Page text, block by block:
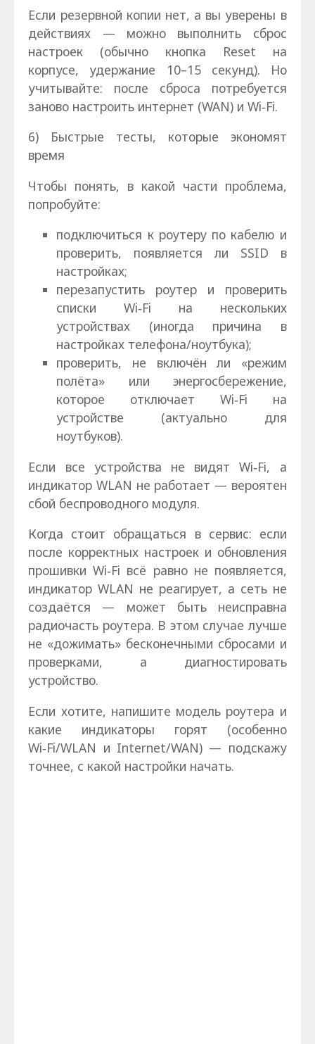
Если резервной копии нет, а вы уверены в
действиях — можно выполнить сброс
настроек (обычно кнопка Reset на
корпусе, удержание 10–15 секунд). Но
учитывайте: после сброса потребуется
заново настроить интернет (WAN) и Wi‑Fi.
6) Быстрые тесты, которые экономят
время
Чтобы понять, в какой части проблема,
попробуйте:
подключиться к роутеру по кабелю и
проверить, появляется ли SSID в
настройках;
перезапустить роутер и проверить
списки Wi‑Fi на нескольких
устройствах (иногда причина в
настройках телефона/ноутбука);
проверить, не включён ли «режим
полёта» или энергосбережение,
которое отключает Wi‑Fi на
устройстве (актуально для
ноутбуков).
Если все устройства не видят Wi‑Fi, а
индикатор WLAN не работает — вероятен
сбой беспроводного модуля.
Когда стоит обращаться в сервис: если
после корректных настроек и обновления
прошивки Wi‑Fi всё равно не появляется,
индикатор WLAN не реагирует, а сеть не
создаётся — может быть неисправна
радиочасть роутера. В этом случае лучше
не «дожимать» бесконечными сбросами и
проверками, а диагностировать
устройство.
Если хотите, напишите модель роутера и
какие индикаторы горят (особенно
Wi‑Fi/WLAN и Internet/WAN) — подскажу
точнее, с какой настройки начать.